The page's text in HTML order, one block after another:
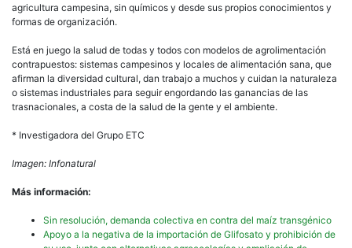
agricultura campesina, sin químicos y desde sus propios conocimientos y
formas de organización.
Está en juego la salud de todas y todos con modelos de agrolimentación
contrapuestos: sistemas campesinos y locales de alimentación sana, que
afirman la diversidad cultural, dan trabajo a muchos y cuidan la naturaleza
o sistemas industriales para seguir engordando las ganancias de las
trasnacionales, a costa de la salud de la gente y el ambiente.
* Investigadora del Grupo ETC
Imagen: Infonatural
Más información:
Sin resolución, demanda colectiva en contra del maíz transgénico
Apoyo a la negativa de la importación de Glifosato y prohibición de